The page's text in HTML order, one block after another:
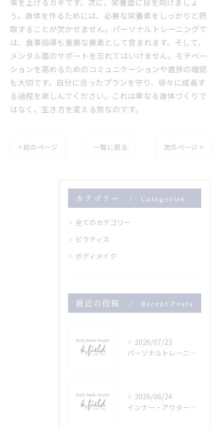
う。身体を作るためには、必要な栄養素をしっかりと摂
取することが欠かせません。パーソナルトレーニングで
は、食事指導も重要な要素として含まれます。そして、
メンタル面のサポートを忘れてはいけません。モチベー
ションを高めるためのコミュニケーションや進捗の確認
も大切です。自分に合ったプランを守り、徐々に成長す
る過程を楽しんでください。これは単なる身体づくりで
はなく、生き方を変える旅なのです。
< 前のページ 一覧に戻る 次のページ >
カテゴリー Categories
全てのカテゴリー
ピラティス
ボディメイク
最近の投稿 Recent Posts
2026/07/23
パーソナルトレーニングで美姿勢を叶える秘訣
2026/06/24
インナー・アウター筋肉を鍛える健康的ボディメイク法